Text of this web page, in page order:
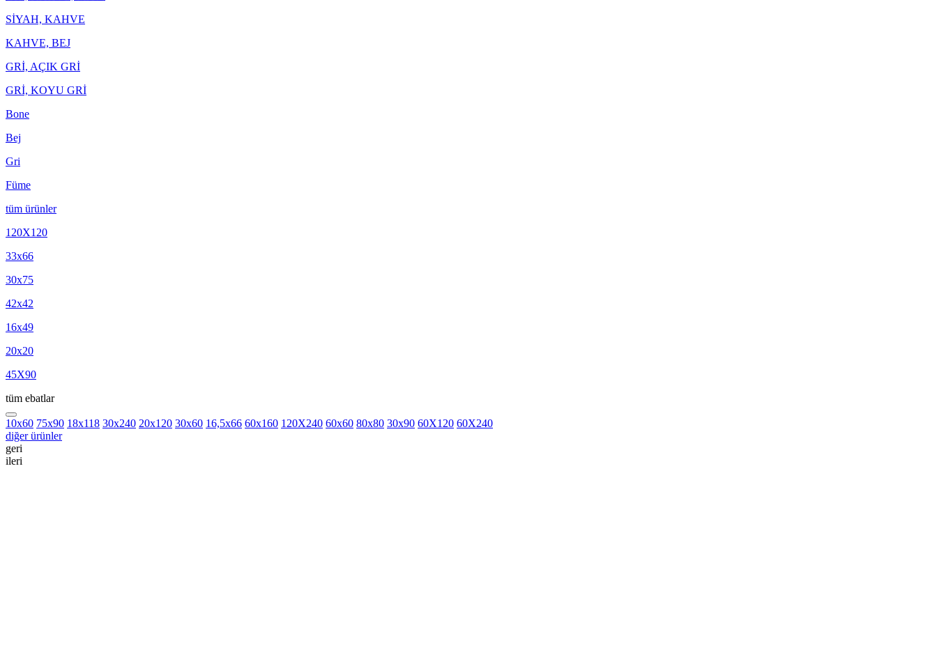
SİYAH, KAHVE
KAHVE, BEJ
GRİ, AÇIK GRİ
GRİ, KOYU GRİ
Bone
Bej
Gri
Füme
tüm ürünler
120X120
33x66
30x75
42x42
16x49
20x20
45X90
tüm ebatlar
10x60 75x90 18x118 30x240 20x120 30x60 16,5x66 60x160 120X240 60x60 80x80 30x90 60X120 60X240
diğer ürünler
geri
ileri